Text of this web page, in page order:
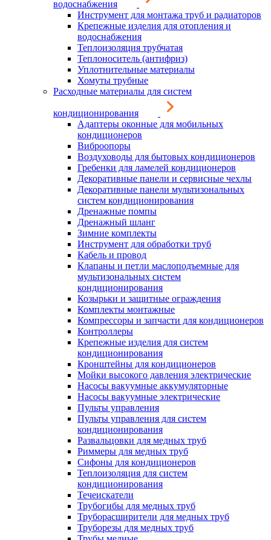
водоснабжения
Инструмент для монтажа труб и радиаторов
Крепежные изделия для отопления и
водоснабжения
Теплоизоляция трубчатая
Теплоноситель (антифриз)
Уплотнительные материалы
Хомуты трубные
Расходные материалы для систем
кондиционирования
Адаптеры оконные для мобильных
кондиционеров
Виброопоры
Воздуховоды для бытовых кондиционеров
Гребенки для ламелей кондиционеров
Декоративные панели и сервисные чехлы
Декоративные панели мультизональных
систем кондиционирования
Дренажные помпы
Дренажный шланг
Зимние комплекты
Инструмент для обработки труб
Кабель и провод
Клапаны и петли маслоподъемные для
мультизональных систем
кондиционирования
Козырьки и защитные ограждения
Комплекты монтажные
Компрессоры и запчасти для кондиционеров
Контроллеры
Крепежные изделия для систем
кондиционирования
Кронштейны для кондиционеров
Мойки высокого давления электрические
Насосы вакуумные аккумуляторные
Насосы вакуумные электрические
Пульты управления
Пульты управления для систем
кондиционирования
Развальцовки для медных труб
Риммеры для медных труб
Сифоны для кондиционеров
Теплоизоляция для систем
кондиционирования
Течеискатели
Трубогибы для медных труб
Труборасширители для медных труб
Труборезы для медных труб